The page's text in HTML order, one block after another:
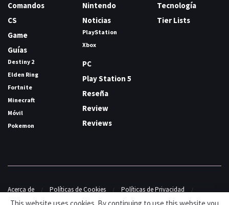
Comandos
CS
Game
Guías
Destiny 2
Elden Ring
Fortnite
Minecraft
Móvil
Pokemon
Nintendo
Noticias
PlayStation
Xbox
PC
Play Station 5
Reseña
Review
Reviews
Tecnología
Tier Lists
Acerca de Políticas de Cookies
Políticas de Privacidad
Contacto